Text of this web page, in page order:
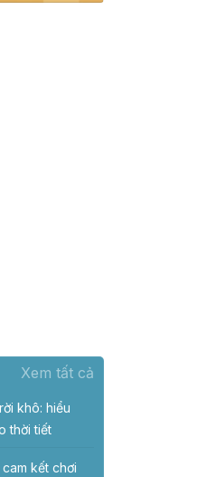
Xem tất cả
khô: hiểu
thời tiết
kết chơi